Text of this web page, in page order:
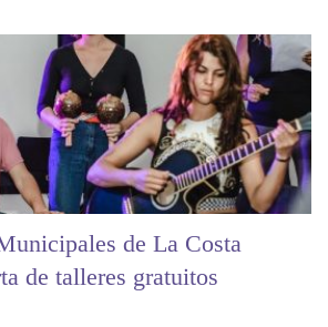
de La Costa
de talleres gratuitos